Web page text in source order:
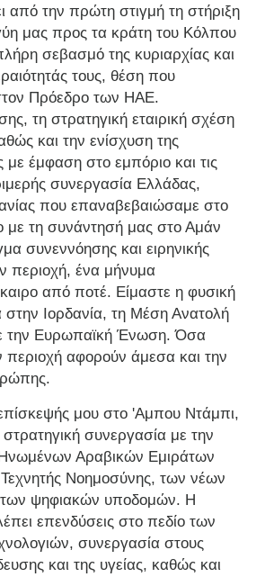
από την πρώτη στιγμή τη στήριξη
μας προς τα κράτη του Κόλπου
σεβασμό της κυριαρχίας και
τους, θέση που
Πρόεδρο των ΗΑΕ.
τη στρατηγική εταιρική σχέση
και την ενίσχυση της
έμφαση στο εμπόριο και τις
συνεργασία Ελλάδας,
που επαναβεβαιώσαμε στο
με τη συνάντησή μας στο Αμάν
συνεννόησης και ειρηνικής
περιοχή, ένα μήνυμα
από ποτέ. Είμαστε η φυσική
Ιορδανία, τη Μέση Ανατολή
την Ευρωπαϊκή Ένωση. Όσα
περιοχή αφορούν άμεσα και την
μου στο 'Αμπου Ντάμπι,
συνεργασία με την
Αραβικών Εμιράτων
Τεχνητής Νοημοσύνης, των νέων
των ψηφιακών υποδομών. Η
επενδύσεις στο πεδίο των
συνεργασία στους
και της υγείας, καθώς και